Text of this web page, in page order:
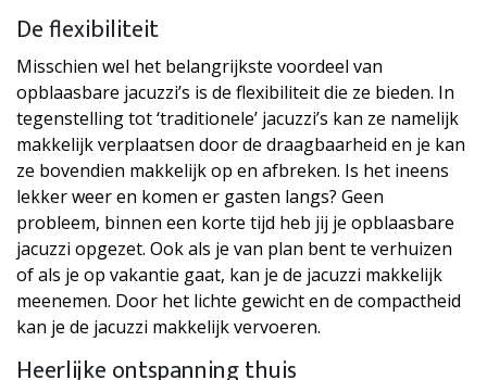
De flexibiliteit
Misschien wel het belangrijkste voordeel van
opblaasbare jacuzzi’s is de flexibiliteit die ze bieden. In
tegenstelling tot ‘traditionele’ jacuzzi’s kan ze namelijk
makkelijk verplaatsen door de draagbaarheid en je kan
ze bovendien makkelijk op en afbreken. Is het ineens
lekker weer en komen er gasten langs? Geen
probleem, binnen een korte tijd heb jij je opblaasbare
jacuzzi opgezet. Ook als je van plan bent te verhuizen
of als je op vakantie gaat, kan je de jacuzzi makkelijk
meenemen. Door het lichte gewicht en de compactheid
kan je de jacuzzi makkelijk vervoeren.
Heerlijke ontspanning thuis